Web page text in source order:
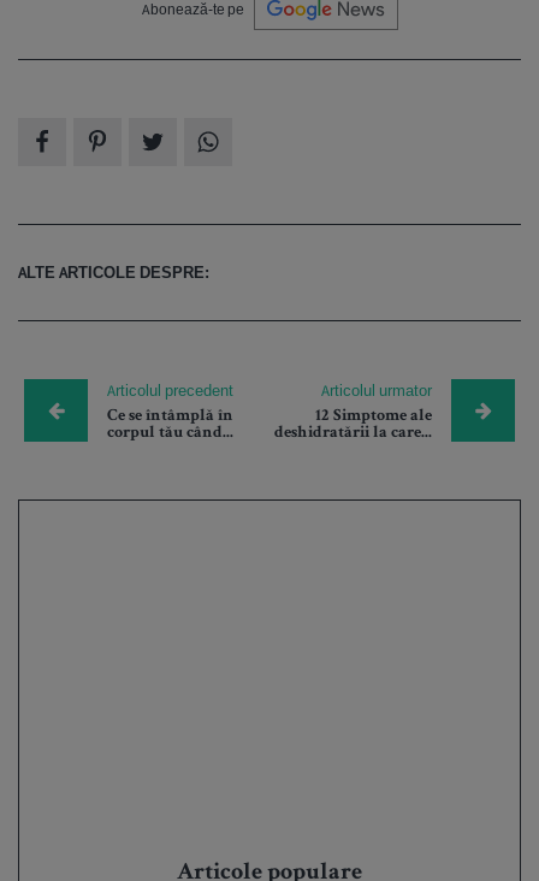
Abonează-te pe
ALTE ARTICOLE DESPRE:
Articolul precedent
Ce se întâmplă în
corpul tău când...
Articolul urmator
12 Simptome ale
deshidratării la care...
Articole populare